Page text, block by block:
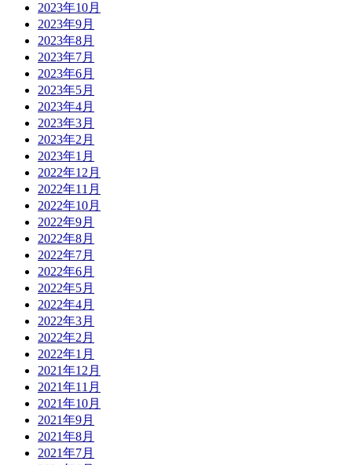
2023年10月
2023年9月
2023年8月
2023年7月
2023年6月
2023年5月
2023年4月
2023年3月
2023年2月
2023年1月
2022年12月
2022年11月
2022年10月
2022年9月
2022年8月
2022年7月
2022年6月
2022年5月
2022年4月
2022年3月
2022年2月
2022年1月
2021年12月
2021年11月
2021年10月
2021年9月
2021年8月
2021年7月